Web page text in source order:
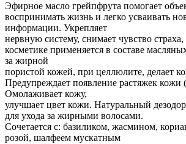
Эфирное масло грейпфрута помогает
воспринимать жизнь и легко усваивать
информации. Укрепляет
нервную систему, снимает чувство
косметике применяется в составе
за жирной
пористой кожей, при целлюлите, делает
Предупреждает появление растяжек кожи
Омолаживает кожу,
улучшает цвет кожи. Натуральный
для ухода за жирными волосами.
Сочетается с: базиликом, жасмином,
розой, шалфеем мускатным